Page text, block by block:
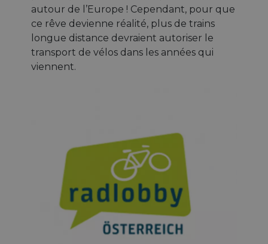
autour de l’Europe ! Cependant, pour que
ce rêve devienne réalité, plus de trains
longue distance devraient autoriser le
transport de vélos dans les années qui
viennent.